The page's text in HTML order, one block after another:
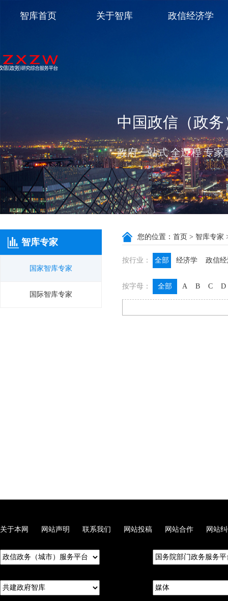
中国政信（政
政府一站式 全过程 专
智库首页 关于智库 政信经济学
智库专家
国家智库专家
国际智库专家
您的位置： 首页 > 智库专家
按行业： 全部 经济学
政信
膳食养生
名医西药
按字母： 全部 A B C D
关于本网 网站声明 联系我们 网站投稿 网站合作 网站